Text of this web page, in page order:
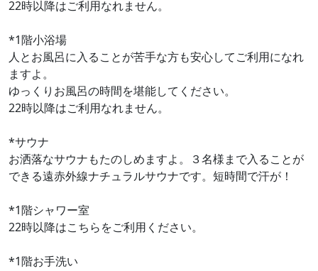
22時以降はご利用なれません。
*1階小浴場
人とお風呂に入ることが苦手な方も安心してご利用になれ
ますよ。
ゆっくりお風呂の時間を堪能してください。
22時以降はご利用なれません。
*サウナ
お洒落なサウナもたのしめますよ。３名様まで入ることが
できる遠赤外線ナチュラルサウナです。短時間で汗が！
*1階シャワー室
22時以降はこちらをご利用ください。
*1階お手洗い